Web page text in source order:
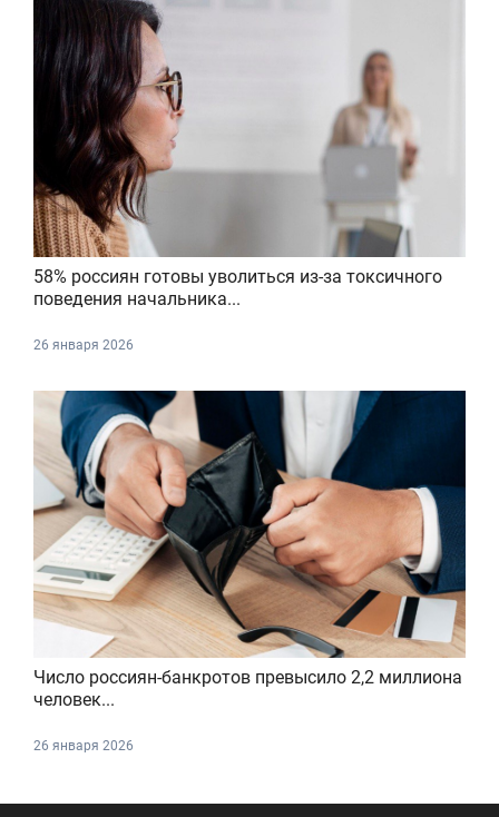
58% россиян готовы уволиться из-за токсичного
поведения начальника...
26 января 2026
Число россиян-банкротов превысило 2,2 миллиона
человек...
26 января 2026